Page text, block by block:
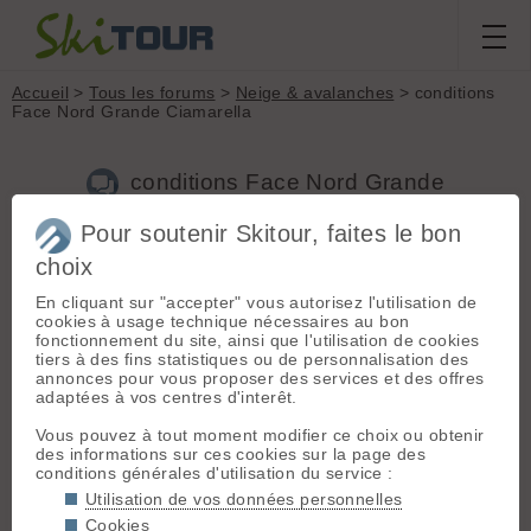
Accueil >Tous les forums > Neige & avalanches > conditions
Face Nord Grande Ciamarella
conditions Face Nord Grande
G
Guillaume[159posts] - Le 19/05/2015 20:22
Tout est dans le titre
MERCI !
veloski[ 89posts] - Le 20/05/2015 12:29
10 mai dernier le haut était entièrement en glace
Pour soutenir Skitour, faites le bon
choix
En cliquant sur "accepter" vous autorisez l'utilisation de
cookies à usage technique nécessaires au bon
fonctionnement du site, ainsi que l'utilisation de cookies
tiers à des fins statistiques ou de personnalisation des
annonces pour vous proposer des services et des offres
adaptées à vos centres d'interêt.
Vous pouvez à tout moment modifier ce choix ou obtenir
des informations sur ces cookies sur la page des
conditions générales d'utilisation du service :
Utilisation de vos données personnelles
Cookies